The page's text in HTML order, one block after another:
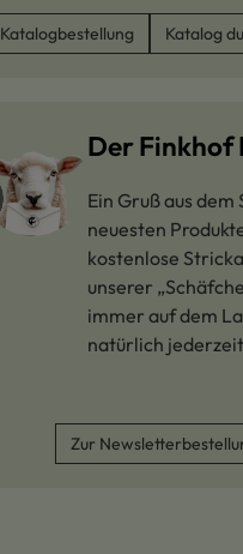
Katalogbestellung Katalog
Der Finkhof
Ein Gruß aus
neuesten
kostenlose
unserer
immer auf dem
natürlich
Zur